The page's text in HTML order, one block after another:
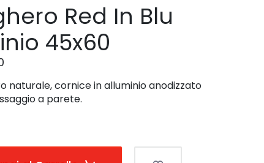
Red In Blu
45x60
naturale, cornice in alluminio anodizzato
a parete.